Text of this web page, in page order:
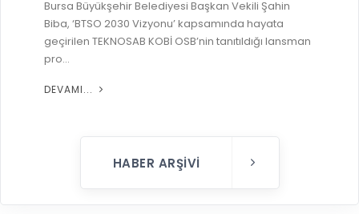
Bursa Büyükşehir Belediyesi Başkan Vekili Şahin
Biba, ‘BTSO 2030 Vizyonu’ kapsamında hayata
geçirilen TEKNOSAB KOBİ OSB’nin tanıtıldığı lansman
pro...
DEVAMI...
HABER ARŞIVI